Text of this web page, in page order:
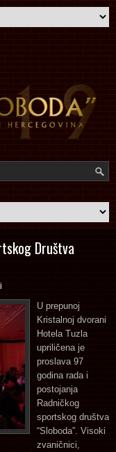
Društva
U prepunoj
Kristalnoj dvorani
Hotela Tuzla
upriličena je
proslava 97
godina rada i
postojanja
Radničkog
sportskog društva
“Sloboda”. Visoki
zvaničnici,